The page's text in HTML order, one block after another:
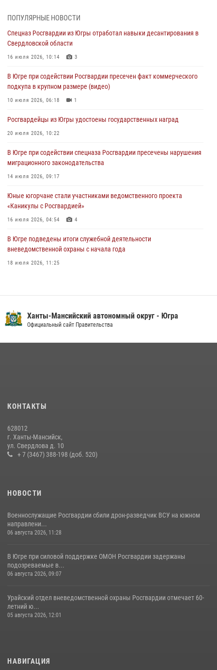
Военнослужащие Росгвардии сбили дрон-разведчик ВСУ на южном
направлении
Офицеры Росгвардии и ветераны войск правопорядка почтили
память генерала армии Ивана Кирилловича Яковлева
В Югре при силовой поддержке ОМОН Росгвардии задержаны
06 августа 2026, 09:07 2 1
Урайский отдел вневедомственной охраны Росгвардии отмечает
05 августа 2026, 12:01 3
ПОПУЛЯРНЫЕ НОВОСТИ
Спецназ Росгвардии из Югры отработал навыки десантирования в
Свердловской области
16 июля 2026, 10:14 3
В Югре при содействии Росгвардии пресечен факт коммерческого
подкупа в крупном размере (видео)
10 июля 2026, 06:18 1
Росгвардейцы из Югры удостоены государственных наград
20 июля 2026, 10:22
В Югре при содействии спецназа Росгвардии пресечены нарушения
миграционного законодательства
14 июля 2026, 09:17
Юные югорчане стали участниками ведомственного проекта
«Каникулы с Росгвардией»
16 июля 2026, 04:54 4
В Югре подведены итоги служебной деятельности
вневедомственной охраны с начала года
18 июля 2026, 11:25
На Урале Росгвардия провела дни открытых дверей и
11 июля 2026, 12:26
Ханты-Мансийский автономный округ - Югра
Официальный сайт Правительства
КОНТАКТЫ
628012
г. Ханты-Мансийск,
ул. Свердлова д. 10
+ 7 (3467) 388-198 (доб. 520)
НОВОСТИ
Военнослужащие Росгвардии сбили дрон-разведчик ВСУ на южном
направлени...
06 августа 2026, 11:28
В Югре при силовой поддержке ОМОН Росгвардии задержаны
подозреваемые в...
06 августа 2026, 09:07
Урайский отдел вневедомственной охраны Росгвардии отмечает 60-
летний ю...
05 августа 2026, 12:01
НАВИГАЦИЯ